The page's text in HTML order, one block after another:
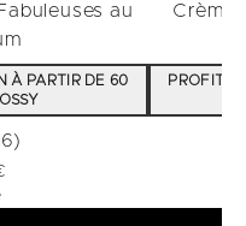
au
À PARTIR DE 60
:
Crème